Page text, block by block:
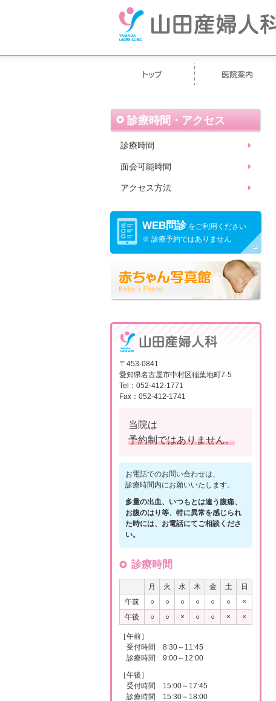
診療時間・アクセス
診療時間
面会可能時間
アクセス方法
WEB問診をご利用ください
※ 診療予約ではありません
〒453-0841
愛知県名古屋市中村区稲葉地町7-5
Tel：052-412-1771
Fax：052-412-1741
当院は
予約制ではありません。
お電話でのお問い合わせは、
診療時間内にお願いいたします。
多量の出血、いつもとは違う腹痛、
お腹のはり等、特に異常を感じられ
た時には、お電話にてご相談くださ
い。
診療時間
月 火 水 木 金 土 日
午前 ○ ○ ○ ○ ○ ○ ×
午後 ○ ○ × ○ ○ × ×
［午前］
受付時間 8:30～11:45
診療時間 9:00～12:00
［午後］
受付時間 15:00～17:45
診療時間 15:30～18:00